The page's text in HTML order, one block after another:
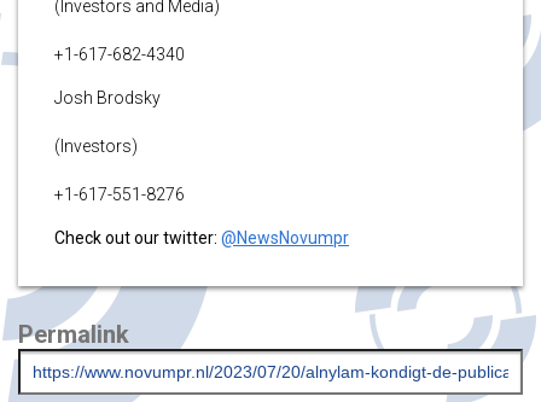
(Investors and Media)
+1-617-682-4340
Josh Brodsky
(Investors)
+1-617-551-8276
Check out our twitter: @NewsNovumpr
Permalink